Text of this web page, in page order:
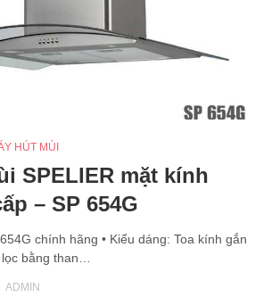
HÚT MÙI
SPELIER mặt kính
– SP 654G
chính hãng • Kiểu dáng: Toa kính gắn
bằng than…
ADMIN